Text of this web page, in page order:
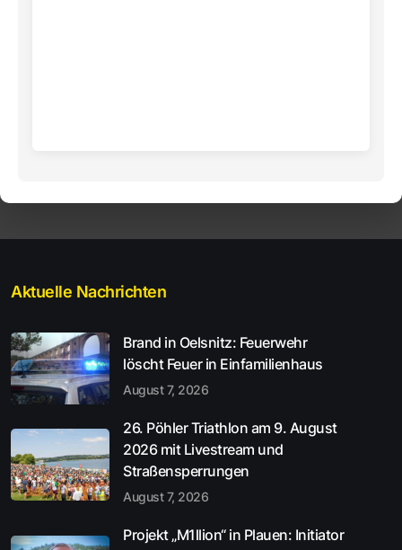
Aktuelle Nachrichten
Brand in Oelsnitz: Feuerwehr
löscht Feuer in Einfamilienhaus
August 7, 2026
26. Pöhler Triathlon am 9. August
2026 mit Livestream und
Straßensperrungen
August 7, 2026
Projekt „M1llion“ in Plauen: Initiator